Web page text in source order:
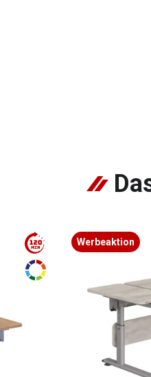
Werbeaktion